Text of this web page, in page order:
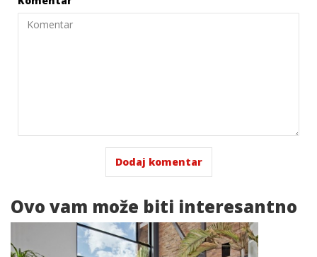
Ovo vam može biti interesantno